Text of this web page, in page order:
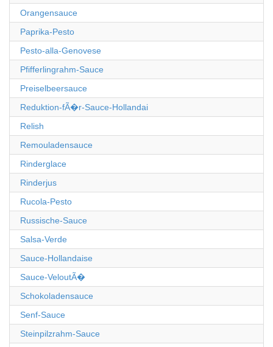
Orangensauce
Paprika-Pesto
Pesto-alla-Genovese
Pfifferlingrahm-Sauce
Preiselbeersauce
Reduktion-fÃ�r-Sauce-Hollandai
Relish
Remouladensauce
Rinderglace
Rinderjus
Rucola-Pesto
Russische-Sauce
Salsa-Verde
Sauce-Hollandaise
Sauce-VeloutÃ�
Schokoladensauce
Senf-Sauce
Steinpilzrahm-Sauce